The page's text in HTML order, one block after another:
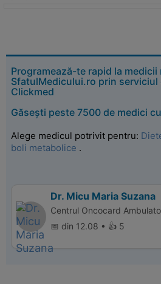
Programează-te rapid la
SfatulMedicului.ro prin serviciul
Clickmed
Găsești peste 7500 de medici
Alege medicul potrivit pentru:
boli metabolice .
Dr. Micu Maria Suzana
Centrul Oncocard
📅 din 12.08 • 👍 5